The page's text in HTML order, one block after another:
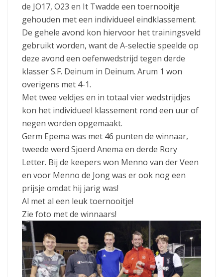
de JO17, O23 en It Twadde een toernooitje
gehouden met een individueel eindklassement.
De gehele avond kon hiervoor het trainingsveld
gebruikt worden, want de A-selectie speelde op
deze avond een oefenwedstrijd tegen derde
klasser S.F. Deinum in Deinum. Arum 1 won
overigens met 4-1.
Met twee veldjes en in totaal vier wedstrijdjes
kon het individueel klassement rond een uur of
negen worden opgemaakt.
Germ Epema was met 46 punten de winnaar,
tweede werd Sjoerd Anema en derde Rory
Letter. Bij de keepers won Menno van der Veen
en voor Menno de Jong was er ook nog een
prijsje omdat hij jarig was!
Al met al een leuk toernooitje!
Zie foto met de winnaars!